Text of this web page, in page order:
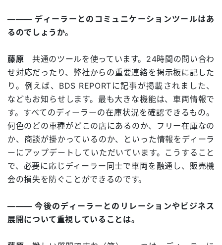
――― ディーラーとのコミュニケーションツールはあ
るのでしょうか。
藤原 共通のツールを使っています。24時間の問い合わ
せ対応だったり、弊社からの重要連絡を掲示板に記した
り。例えば、BDS REPORTに記事が掲載されました、
などもお知らせします。最も大きな機能は、車両情報で
す。すべてのディーラーの在庫状況を確認できるもの。
何色のどの車種がどこの店にあるのか、フリー在庫なの
か、商談が掛かっているのか、といった情報をディーラ
ーにアップデートしていただいています。こうすること
で、必要に応じディーラー同士で車両を融通し、販売機
会の損失を防ぐことができるのです。
――― 今後のディーラーとのリレーションやビジネス
展開について重視していることは。